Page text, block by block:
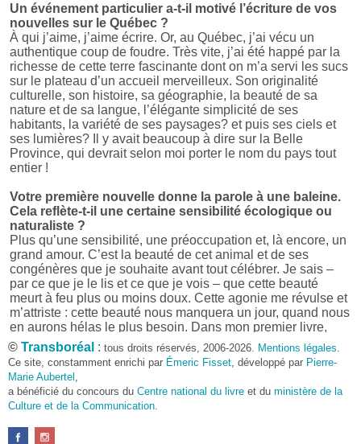
Un événement particulier a-t-il motivé l’écriture de vos
nouvelles sur le Québec ?
À qui j’aime, j’aime écrire. Or, au Québec, j’ai vécu un
authentique coup de foudre. Très vite, j’ai été happé par la
richesse de cette terre fascinante dont on m’a servi les sucs
sur le plateau d’un accueil merveilleux. Son originalité
culturelle, son histoire, sa géographie, la beauté de sa
nature et de sa langue, l’élégante simplicité de ses
habitants, la variété de ses paysages? et puis ses ciels et
ses lumières? Il y avait beaucoup à dire sur la Belle
Province, qui devrait selon moi porter le nom du pays tout
entier !
Votre première nouvelle donne la parole à une baleine.
Cela reflète-t-il une certaine sensibilité écologique ou
naturaliste ?
Plus qu’une sensibilité, une préoccupation et, là encore, un
grand amour. C’est la beauté de cet animal et de ses
congénères que je souhaite avant tout célébrer. Je sais –
par ce que je le lis et ce que je vois – que cette beauté
meurt à feu plus ou moins doux. Cette agonie me révulse et
m’attriste : cette beauté nous manquera un jour, quand nous
en aurons hélas le plus besoin. Dans mon premier livre,
j’avais pris goût à me mettre dans la peau d’une bête. Outre
l’intérêt de l’exercice littéraire, il me semble que cela peut
être un bon moyen pour transmettre certains messages.
Pourquoi avoir choisi le format des nouvelles plutôt
qu’un autre ?
D’abord parce que j’aime (décidément!) en lire !
© Transboréal : tous droits réservés, 2006-2026. Mentions légales
Ce site, constamment enrichi par Émeric Fisset , développé par Pierre-
Marie Aubertel
a bénéficié du concours du Centre national du livre et du ministère de la
Culture et de la Communication